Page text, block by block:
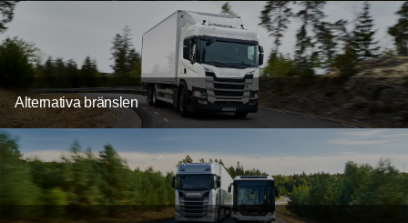
Alternativa bränslen